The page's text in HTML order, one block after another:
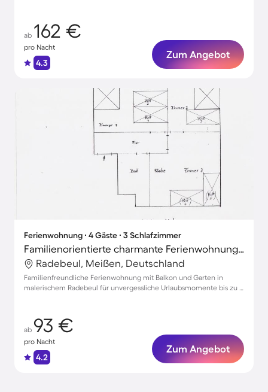
ab 162 €
pro Nacht
4.3
Zum Angebot
Ferienwohnung ∙ 4 Gäste ∙ 3 Schlafzimmer
Familienorientierte charmante Ferienwohnung mit Garten und Terrasse | Gartenblick | Ideal für Homeoffice
Radebeul, Meißen, Deutschland
Familienfreundliche Ferienwohnung mit Balkon und Garten in
malerischem Radebeul für unvergessliche Urlaubsmomente bis zu 4
ab 93 €
pro Nacht
4.2
Zum Angebot